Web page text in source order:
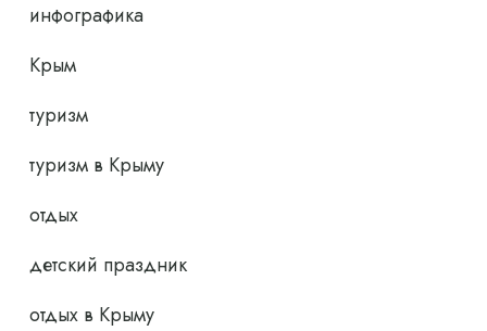
инфографика
Крым
туризм
туризм в Крыму
отдых
детский праздник
отдых в Крыму